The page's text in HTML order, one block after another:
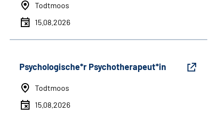
Todtmoos
15.08.2026
Psychologische*r Psychotherapeut*in
Todtmoos
15.08.2026